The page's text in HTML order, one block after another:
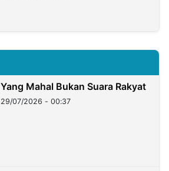
Yang Mahal Bukan Suara Rakyat
29/07/2026 - 00:37